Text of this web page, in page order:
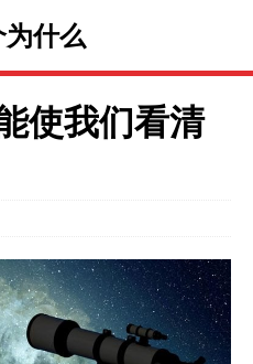
什么
使我们看清